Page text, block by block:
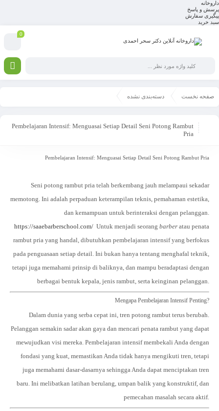
داروخانه
پرسش و پاسخ
پیگیری سفارش
سبد خرید
0
صفحه نخست دسته‌بندی نشده
Pembelajaran Intensif: Menguasai Setiap Detail Seni Potong Rambut
Pria
Pembelajaran Intensif: Menguasai Setiap Detail Seni Potong Rambut Pria
Seni potong rambut pria telah berkembang jauh melampaui sekadar
memotong. Ini adalah perpaduan keterampilan teknis, pemahaman estetika,
dan kemampuan untuk berinteraksi dengan pelanggan.
https://saaebarberschool.com/ Untuk menjadi seorang barber atau penata
rambut pria yang handal, dibutuhkan pembelajaran intensifyang berfokus
pada penguasaan setiap detail. Ini bukan hanya tentang menghafal teknik,
tetapi juga memahami prinsip di baliknya, dan mampu beradaptasi dengan
berbagai bentuk kepala, jenis rambut, serta keinginan pelanggan.
Mengapa Pembelajaran Intensif Penting?
Dalam dunia yang serba cepat ini, tren potong rambut terus berubah.
Pelanggan semakin sadar akan gaya dan mencari penata rambut yang dapat
mewujudkan visi mereka. Pembelajaran intensif membekali Anda dengan
fondasi yang kuat, memastikan Anda tidak hanya mengikuti tren, tetapi
juga memahami dasar-dasarnya sehingga Anda dapat menciptakan tren
baru. Ini melibatkan latihan berulang, umpan balik yang konstruktif, dan
pemecahan masalah secara aktif.